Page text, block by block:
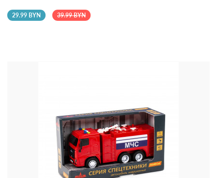
29.99 BYN 39.99 BYN